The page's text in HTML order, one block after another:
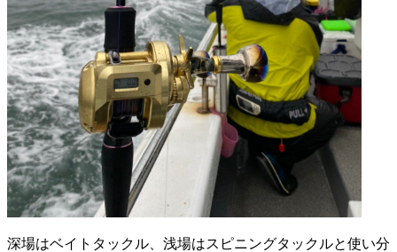
深場はベイトタックル、浅場はスピニングタックルと使い分